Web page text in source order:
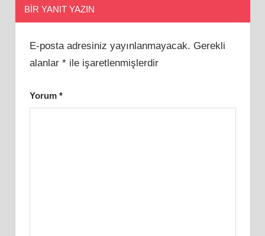
BIR YANIT YAZIN
E-posta adresiniz yayınlanmayacak. Gerekli
alanlar *ile işaretlenmişlerdir
Yorum *